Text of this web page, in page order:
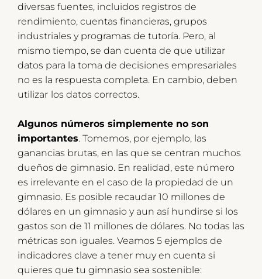
diversas fuentes, incluidos registros de
rendimiento, cuentas financieras, grupos
industriales y programas de tutoría. Pero, al
mismo tiempo, se dan cuenta de que utilizar
datos para la toma de decisiones empresariales
no es la respuesta completa. En cambio, deben
utilizar los datos correctos.
Algunos números simplemente no son
importantes. Tomemos, por ejemplo, las
ganancias brutas, en las que se centran muchos
dueños de gimnasio. En realidad, este número
es irrelevante en el caso de la propiedad de un
gimnasio. Es posible recaudar 10 millones de
dólares en un gimnasio y aun así hundirse si los
gastos son de 11 millones de dólares. No todas las
métricas son iguales. Veamos 5 ejemplos de
indicadores clave a tener muy en cuenta si
quieres que tu gimnasio sea sostenible: